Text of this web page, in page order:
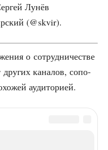
Лунёв
(@skvir).
о сотруд­ни­че­стве
кана­лов, сопо­
аудиторией.